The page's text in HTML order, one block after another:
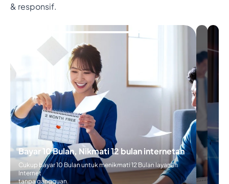
& responsif.
Bayar 10 Bulan, Nikmati 12 bulan
internetan
Cukup bayar 10 Bulan untuk menikmati 12 Bulan
layanan Internet
5
Bulan,
Nikmatin
Bulan
Internetan
Cukup
Bayar 5
Bulan
untuk
menikmati
6 Bulan
layanan
internetan
tanpa
gangguan